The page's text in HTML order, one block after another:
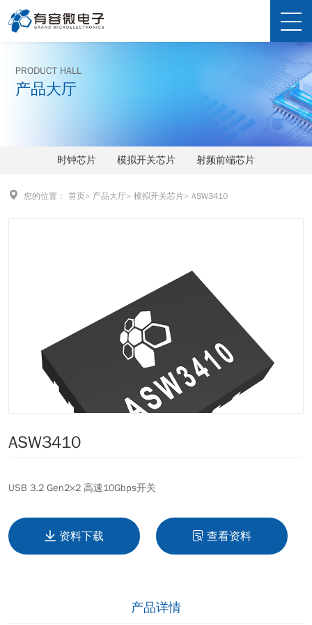
PRODUCT HALL
产品大厅
时钟芯片 模拟开关芯片 射频前端芯片
您的位置： 首页> 产品大厅> 模拟开关芯片> ASW3410
ASW3410
USB 3.2 Gen2×2 高速10Gbps开关
资料下载 查看资料
产品详情